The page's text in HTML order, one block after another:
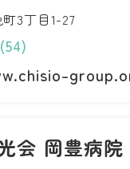
3丁目1-27
会 岡豊病院